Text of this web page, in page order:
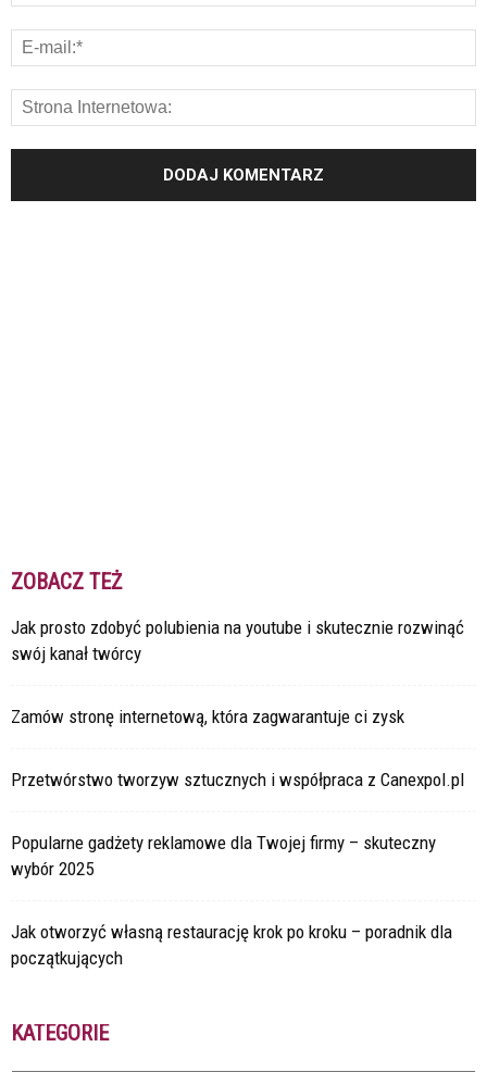
ZOBACZ TEŻ
Jak prosto zdobyć polubienia na youtube i skutecznie rozwinąć
swój kanał twórcy
Zamów stronę internetową, która zagwarantuje ci zysk
Przetwórstwo tworzyw sztucznych i współpraca z Canexpol.pl
Popularne gadżety reklamowe dla Twojej firmy – skuteczny
wybór 2025
Jak otworzyć własną restaurację krok po kroku – poradnik dla
początkujących
KATEGORIE